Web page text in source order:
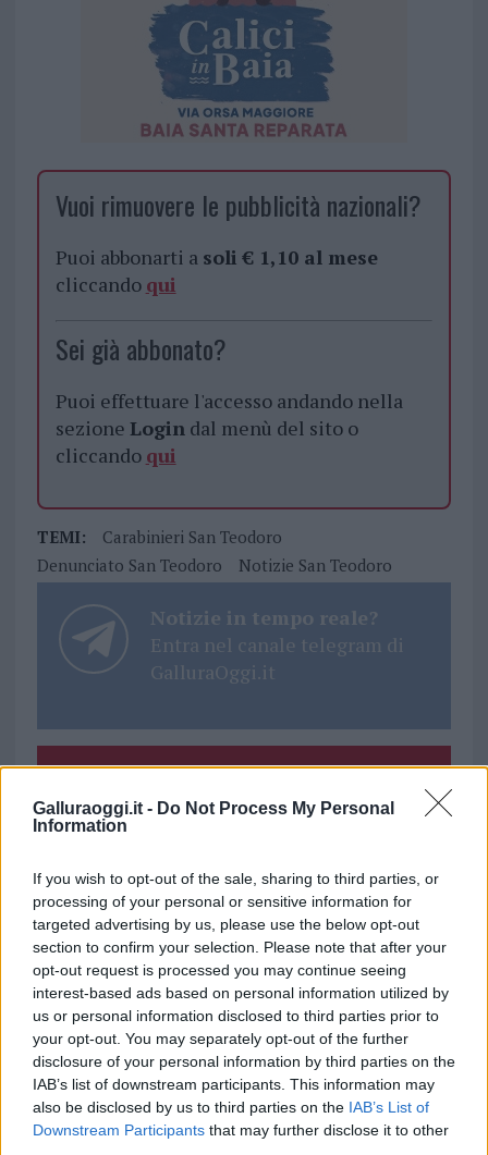
Galluraoggi.it - Do Not Process My Personal
Information
If you wish to opt-out of the sale, sharing to third parties, or
processing of your personal or sensitive information for
targeted advertising by us, please use the below opt-out
section to confirm your selection. Please note that after your
opt-out request is processed you may continue seeing
interest-based ads based on personal information utilized by
us or personal information disclosed to third parties prior to
your opt-out. You may separately opt-out of the further
disclosure of your personal information by third parties on the
IAB’s list of downstream participants. This information may
also be disclosed by us to third parties on the IAB’s List of
Downstream Participants that may further disclose it to other
Vuoi rimuovere le pubblicità nazionali?
Puoi abbonarti a soli € 1,10 al mese
cliccando qui
Sei già abbonato?
Puoi effettuare l'accesso andando nella
sezione Logindal menù del sito o
cliccando qui
TEMI:
Carabinieri San Teodoro
Denunciato San Teodoro
Notizie San Teodoro
Notizie in tempo reale?
Entra nel canale telegram di
GalluraOggi.it
i tuoi video e le tue foto
Ricevi le nostre ultime news
daGoogle News
Condividi l'articolo